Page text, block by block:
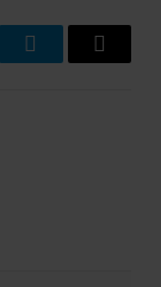
TelegramEmail